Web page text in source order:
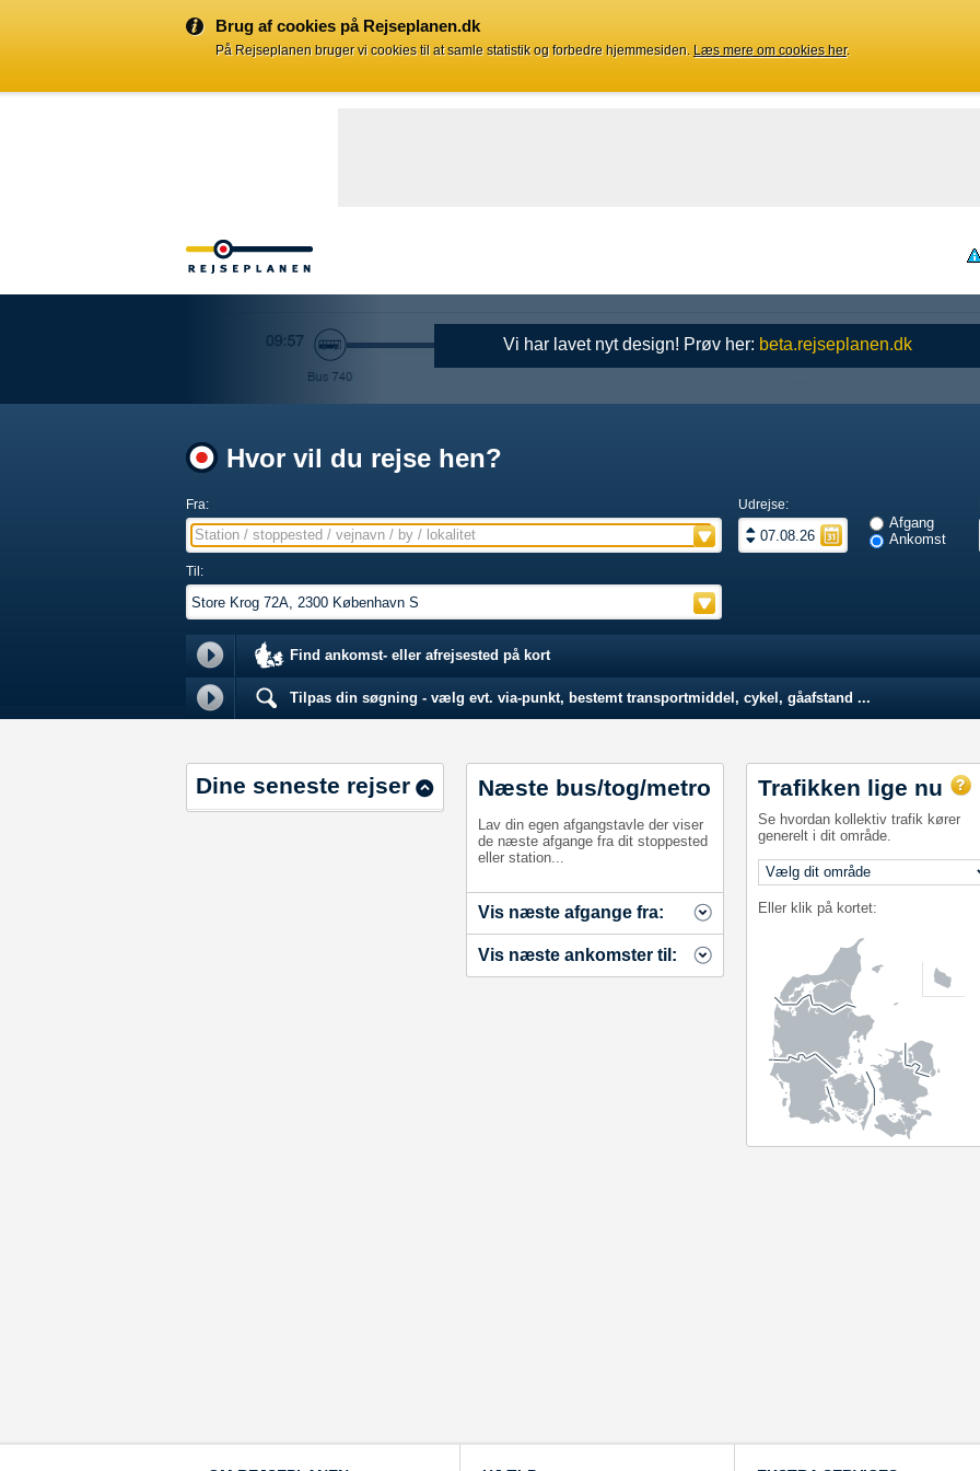
Brug af cookies på Rejseplanen.dk
På Rejseplanen bruger vi cookies til at samle statistik og forbedre hjemmesiden. Læs mere om cookies her.
Vi har lavet nyt design! Prøv her: beta.rejseplanen.dk
Hvor vil du rejse hen?
Fra:
Station / stoppested / vejnavn / by / lokalitet
Udrejse:
Afgang
Ankomst
Til:
Find ankomst- eller afrejsested på kort
Tilpas din søgning - vælg evt. via-punkt, bestemt transportmiddel, cykel, gåafstand ...
Dine seneste rejser Næste bus/tog/metro
Lav din egen afgangstavle der viser
de næste afgange fra dit stoppested
eller station...
Vis næste afgange fra:
Vis næste ankomster til:
Trafikken lige nu
Se hvordan kollektiv trafik kører
generelt i dit område.
Eller klik på kortet: